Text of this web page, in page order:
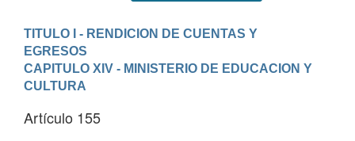
TITULO I - RENDICION DE CUENTAS Y
EGRESOS
CAPITULO XIV - MINISTERIO DE EDUCACION Y
CULTURA
Artículo 155